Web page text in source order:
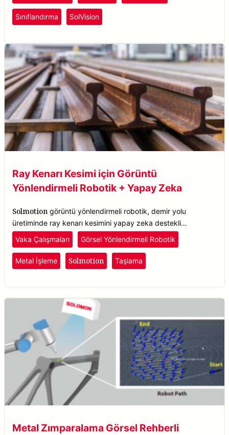
Sınıflandırma SolVision
Ray Kenarı Kesimi için Görüntü
Yönlendirmeli Robotik + Yapay Zeka
Solmotion görüntü yönlendirmeli robotik, demir yolu
üretiminde ray kenarı kesimini yapay zeka destekli
otomatikleştirerek verimliliği ve tedariki artırır.
Vaka Çalışmaları Görsel Yönlendirmeli Robotik
Metal İşleme Solmotion Taşlama
Metal Zımparalama Görsel Rehberli